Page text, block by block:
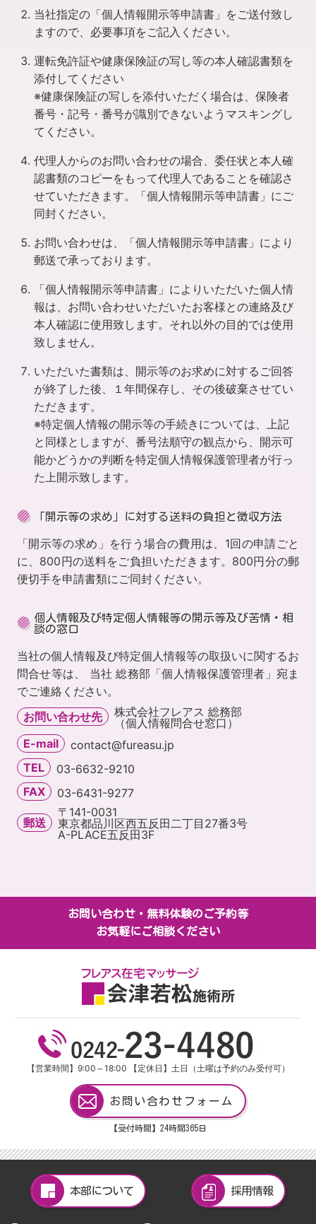
当社指定の「個人情報開示等申請書」をご送付致し
ますので、必要事項をご記入ください。
運転免許証や健康保険証の写し等の本人確認書類を
添付してください
※健康保険証の写しを添付いただく場合は、保険者
番号・記号・番号が識別できないようマスキングし
てください。
代理人からのお問い合わせの場合、委任状と本人確
認書類のコピーをもって代理人であることを確認さ
せていただきます。「個人情報開示等申請書」にご
同封ください。
お問い合わせは、「個人情報開示等申請書」により
郵送で承っております。
「個人情報開示等申請書」によりいただいた個人情
報は、お問い合わせいただいたお客様との連絡及び
本人確認に使用致します。それ以外の目的では使用
致しません。
いただいた書類は、開示等のお求めに対するご回答
が終了した後、１年間保存し、その後破棄させてい
ただきます。
※特定個人情報の開示等の手続きについては、上記
と同様としますが、番号法順守の観点から、開示可
能かどうかの判断を特定個人情報保護管理者が行っ
た上開示致します。
「開示等の求め」に対する送料の負担と徴収方法
「開示等の求め」を行う場合の費用は、1回の申請ごと
に、800円の送料をご負担いただきます。800円分の郵
便切手を申請書類にご同封ください。
個人情報及び特定個人情報等の開示等及び苦情・相
談の窓口
当社の個人情報及び特定個人情報等の取扱いに関するお
問合せ等は、 当社 総務部「個人情報保護管理者」宛ま
でご連絡ください。
お問い合わせ先
株式会社フレアス 総務部
（個人情報問合せ窓口）
E-mail
contact@fureasu.jp
TEL
03-6632-9210
FAX
03-6431-9277
郵送
〒141-0031
東京都品川区西五反田二丁目27番3号
A-PLACE五反田3F
お問い合わせ・無料体験のご予約等
お気軽にご相談ください
【営業時間】9:00～18:00 【定休日】土日（土曜は予約のみ受付可）
お問い合わせフォーム
【受付時間】24時間365日
本部について 採用情報